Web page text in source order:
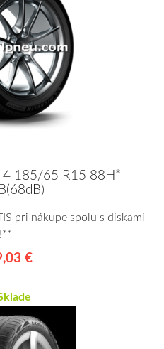
4 185/65 R15 88H*
pri nákupe spolu s diskami
!**
€